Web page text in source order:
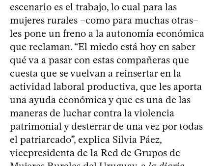
escenario es el trabajo, lo cual para las
mujeres rurales –como para muchas otras–
les pone un freno a la autonomía económica
que reclaman. “El miedo está hoy en saber
qué va a pasar con estas compañeras que
cuesta que se vuelvan a reinsertar en la
actividad laboral productiva, que les aporta
una ayuda económica y que es una de las
maneras de luchar contra la violencia
patrimonial y desterrar de una vez por todas
el patriarcado”, explica Silvia Páez,
vicepresidenta de la Red de Grupos de